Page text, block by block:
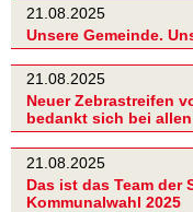
21.08.2025
Unsere Gemeinde.
21.08.2025
Neuer Zebrastreifen
bedankt sich bei
21.08.2025
Das ist das Team der
Kommunalwahl 2025